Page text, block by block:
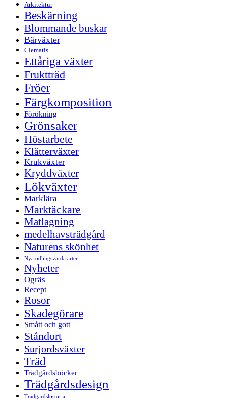
Arkitektur
Beskärning
Blommande buskar
Bärväxter
Clematis
Ettåriga växter
Fruktträd
Fröer
Färgkomposition
Förökning
Grönsaker
Höstarbete
Klätterväxter
Krukväxter
Kryddväxter
Lökväxter
Marklära
Marktäckare
Matlagning
medelhavsträdgård
Naturens skönhet
Nya odlingsvärda arter
Nyheter
Ogräs
Recept
Rosor
Skadegörare
Smått och gott
Ståndort
Surjordsväxter
Träd
Trädgårdsböcker
Trädgårdsdesign
Trädgårdshistoria